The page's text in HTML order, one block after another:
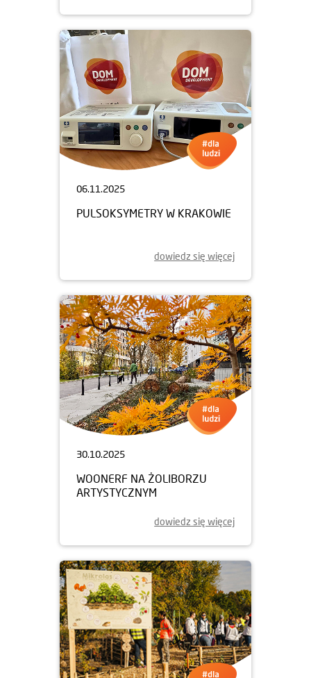
06.11.2025
PULSOKSYMETRY W KRAKOWIE
dowiedz się więcej
30.10.2025
WOONERF NA ŻOLIBORZU
ARTYSTYCZNYM
dowiedz się więcej